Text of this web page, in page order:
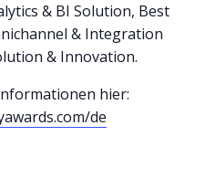
& BI Solution, Best
& Integration
& Innovation.
hier:
de